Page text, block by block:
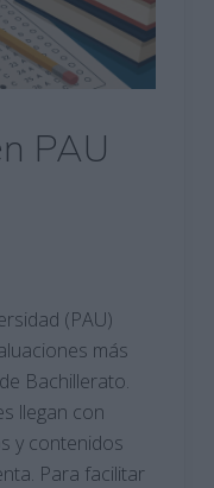
PAU
(PAU)
más
Bachillerato.
llegan con
y contenidos
Para facilitar